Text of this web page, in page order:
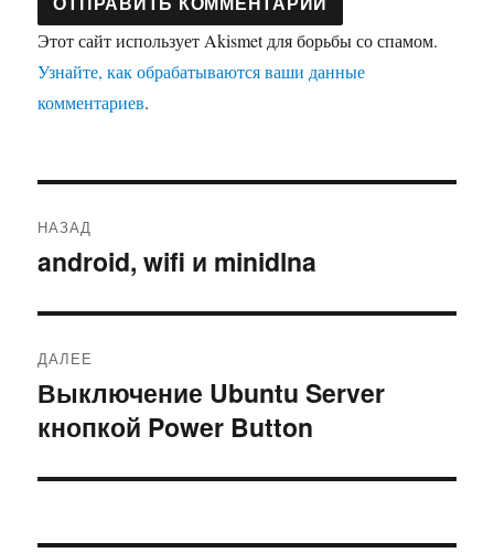
Этот сайт использует Akismet для борьбы со спамом.
Узнайте, как обрабатываются ваши данные
комментариев.
по
НАЗАД
Предыдущая
android, wifi и minidlna
ДАЛЕЕ
Следующая
запись:
Выключение Ubuntu Server
кнопкой Power Button